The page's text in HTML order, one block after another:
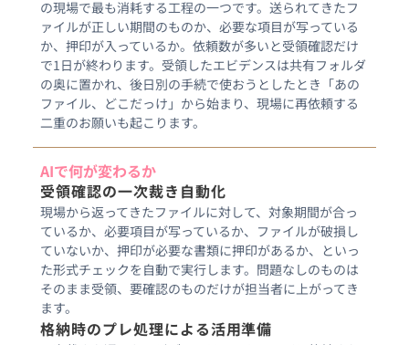
の現場で最も消耗する工程の一つです。送られてきたフ
ァイルが正しい期間のものか、必要な項目が写っている
か、押印が入っているか。依頼数が多いと受領確認だけ
で1日が終わります。受領したエビデンスは共有フォルダ
の奥に置かれ、後日別の手続で使おうとしたとき「あの
ファイル、どこだっけ」から始まり、現場に再依頼する
二重のお願いも起こります。
AIで何が変わるか
受領確認の一次裁き自動化
現場から返ってきたファイルに対して、対象期間が合っ
ているか、必要項目が写っているか、ファイルが破損し
ていないか、押印が必要な書類に押印があるか、といっ
た形式チェックを自動で実行します。問題なしのものは
そのまま受領、要確認のものだけが担当者に上がってき
ます。
格納時のプレ処理による活用準備